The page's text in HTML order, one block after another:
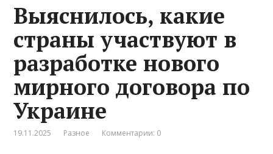
Выяснилось, какие
страны участвуют в
разработке нового
мирного договора по
Украине
19.11.2025 Разное Комментарии: 0